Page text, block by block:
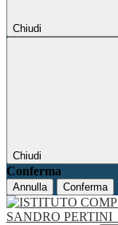
Chiudi
Chiudi
Conferma
Annulla Conferma
SANDRO PERTINI